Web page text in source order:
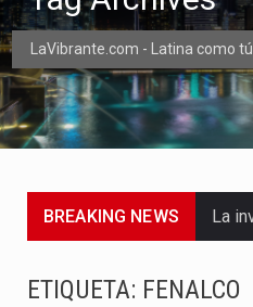
LaVibrante.com - Latina como tú
BREAKING NEWS
ETIQUETA: FENALCO